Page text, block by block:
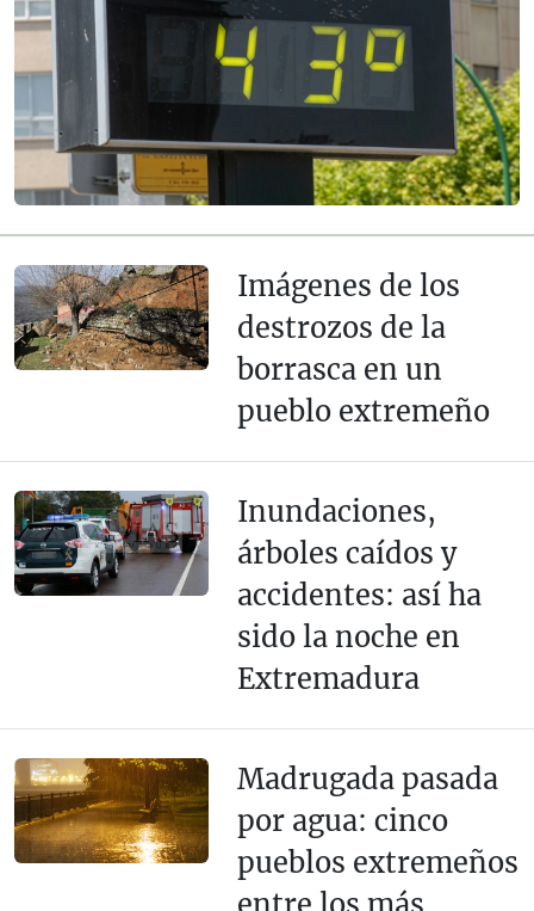
Imágenes de los
destrozos de la
borrasca en un
pueblo extremeño
Inundaciones,
árboles caídos y
accidentes: así ha
sido la noche en
Extremadura
Madrugada pasada
por agua: cinco
pueblos extremeños